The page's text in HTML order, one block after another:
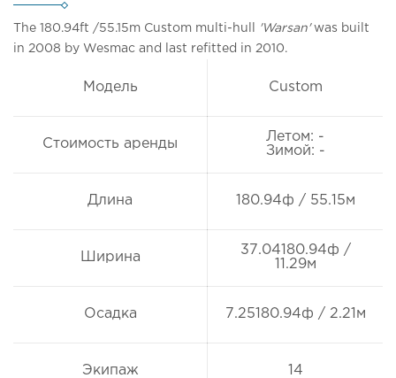
The 180.94ft /55.15m Custom multi-hull 'Warsan'was built
in 2008 by Wesmac and last refitted in 2010.
Модель Custom
Стоимость аренды
Летом: -
Зимой: -
Длина 180.94ф / 55.15м
Ширина
37.04180.94ф /
11.29м
Осадка 7.25180.94ф / 2.21м
Экипаж 14